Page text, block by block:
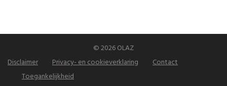
© 2026 OLAZ
Disclaimer
Privacy- en cookieverklaring
Contact
Toegankelijkheid